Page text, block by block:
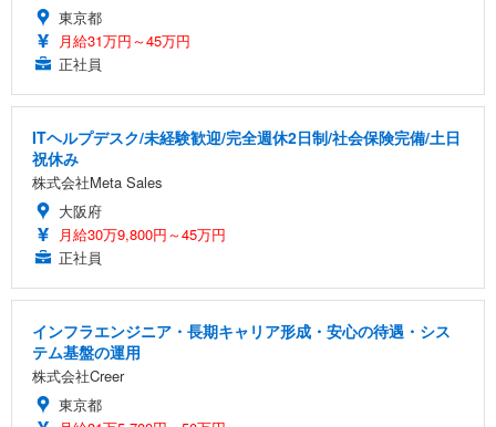
東京都
月給31万円～45万円
正社員
ITヘルプデスク/未経験歓迎/完全週休2日制/社会保険完備/土日
祝休み
株式会社Meta Sales
大阪府
月給30万9,800円～45万円
正社員
インフラエンジニア・長期キャリア形成・安心の待遇・シス
テム基盤の運用
株式会社Creer
東京都